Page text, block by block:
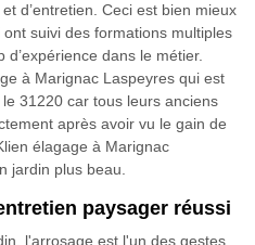
d’entretien. Ceci est bien mieux
suivi des formations multiples
dans le métier.
à Marignac Laspeyres qui est
31220 car tous leurs anciens
après avoir vu le gain de
élagage à Marignac
jardin plus beau.
paysager réussi
l'arrosage est l'un des gestes